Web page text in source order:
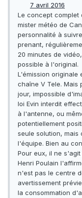
7 avril 2016
Le concept complet
mister météo de
personnalité à
prenant,
20 minutes de
possible à l'original.
L'émission originale
chaîne V Tele. Mais
jour, impossible
loi Evin interdit
à l'antenne, ou
potentiellement
seule solution,
l'équipe. Bien au
Pour eux, il ne
Henri Poulain
n'est pas le centre
avertissement
la consommation